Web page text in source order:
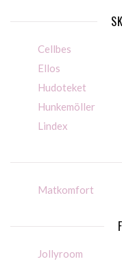
Cellbes
Ellos
Hudoteket
Hunkemöller
Lindex
Matkomfort
Jollyroom